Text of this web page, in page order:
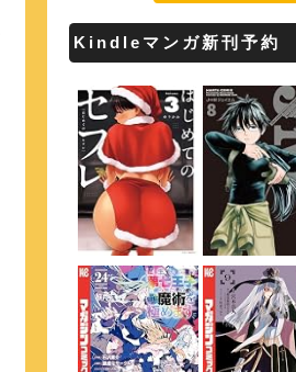
Kindleマンガ新刊予約